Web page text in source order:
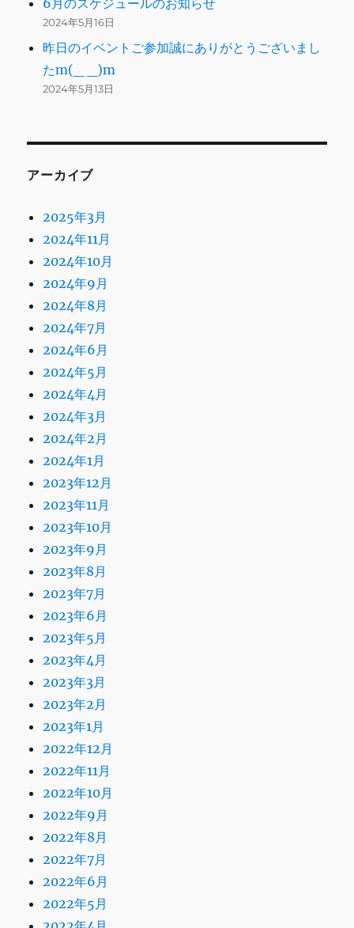
6月のスケジュールのお知らせ
2024年5月16日
昨日のイベントご参加誠にありがとうございまし
たm(_ _)m
2024年5月13日
アーカイブ
2025年3月
2024年11月
2024年10月
2024年9月
2024年8月
2024年7月
2024年6月
2024年5月
2024年4月
2024年3月
2024年2月
2024年1月
2023年12月
2023年11月
2023年10月
2023年9月
2023年8月
2023年7月
2023年6月
2023年5月
2023年4月
2023年3月
2023年2月
2023年1月
2022年12月
2022年11月
2022年10月
2022年9月
2022年8月
2022年7月
2022年6月
2022年5月